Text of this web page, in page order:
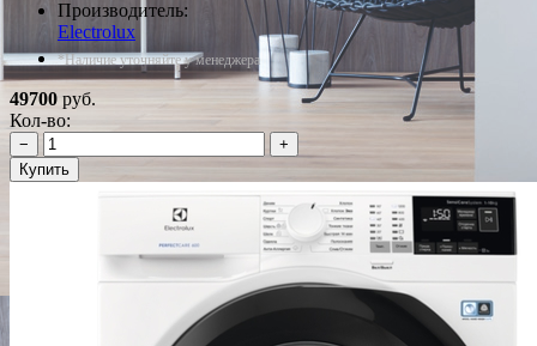
Производитель:
Electrolux
*Наличие уточняйте у менеджера
49700 руб.
Кол-во:
−
+
Купить